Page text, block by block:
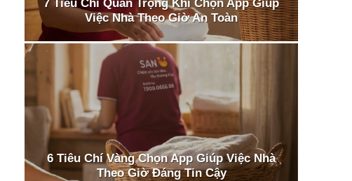
7 Tiêu Chí Quan Trọng Khi Chọn App Giúp
Việc Nhà Theo Giờ An Toàn
6 Tiêu Chí Vàng Chọn App Giúp Việc Nhà
Theo Giờ Đáng Tin Cậy